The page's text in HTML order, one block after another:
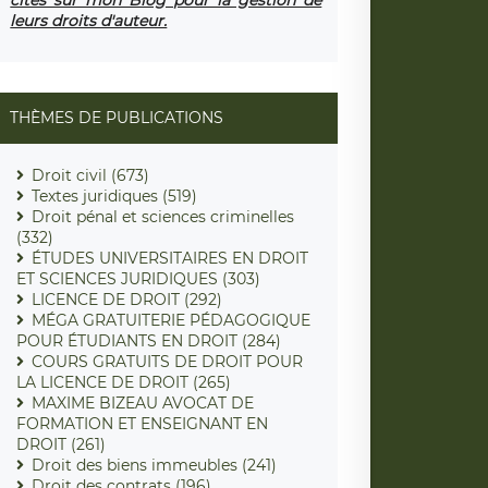
leurs droits d'auteur.
THÈMES DE PUBLICATIONS
Droit civil (673)
Textes juridiques (519)
Droit pénal et sciences criminelles
(332)
ÉTUDES UNIVERSITAIRES EN DROIT
ET SCIENCES JURIDIQUES (303)
LICENCE DE DROIT (292)
MÉGA GRATUITERIE PÉDAGOGIQUE
POUR ÉTUDIANTS EN DROIT (284)
COURS GRATUITS DE DROIT POUR
LA LICENCE DE DROIT (265)
MAXIME BIZEAU AVOCAT DE
FORMATION ET ENSEIGNANT EN
DROIT (261)
Droit des biens immeubles (241)